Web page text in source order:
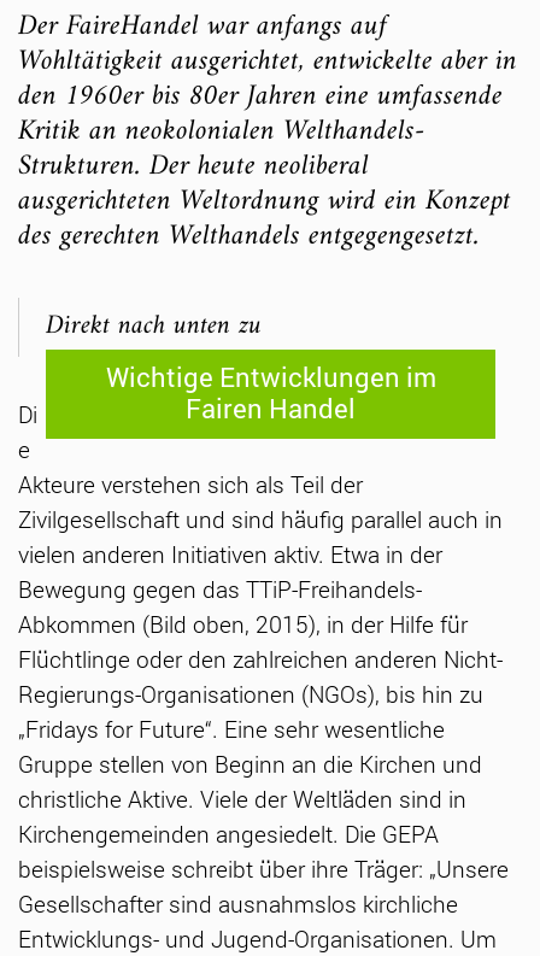
Der FaireHandel war anfangs auf
Wohltätigkeit ausgerichtet, entwickelte aber in
den 1960er bis 80er Jahren eine umfassende
Kritik an neokolonialen Welthandels-
Strukturen. Der heute neoliberal
ausgerichteten Weltordnung wird ein Konzept
des gerechten Welthandels entgegengesetzt.
Direkt nach unten zu
Wichtige Entwicklungen im
Fairen Handel
Di
e
Akteure verstehen sich als Teil der
Zivilgesellschaft und sind häufig parallel auch in
vielen anderen Initiativen aktiv. Etwa in der
Bewegung gegen das TTiP-Freihandels-
Abkommen (Bild oben, 2015), in der Hilfe für
Flüchtlinge oder den zahlreichen anderen Nicht-
Regierungs-Organisationen (NGOs), bis hin zu
„Fridays for Future“. Eine sehr wesentliche
Gruppe stellen von Beginn an die Kirchen und
christliche Aktive. Viele der Weltläden sind in
Kirchengemeinden angesiedelt. Die GEPA
beispielsweise schreibt über ihre Träger: „Unsere
Gesellschafter sind ausnahmslos kirchliche
Entwicklungs- und Jugend-Organisationen. Um